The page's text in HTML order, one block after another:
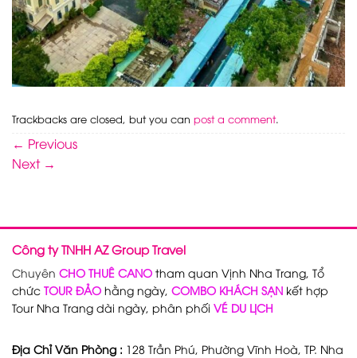
Trackbacks are closed, but you can post a comment.
← Previous
Next →
Công ty TNHH AZ Group Travel
Chuyên CHO THUÊ CANO tham quan Vịnh Nha Trang, Tổ
chức TOUR ĐẢO hằng ngày, COMBO KHÁCH SẠN kết hợp
Tour Nha Trang dài ngày, phân phối VÉ DU LỊCH
Địa Chỉ Văn Phòng : 128 Trần Phú, Phường Vĩnh Hoà, TP. Nha